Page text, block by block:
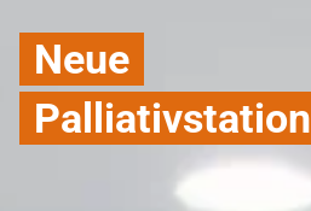
Neue
Palliativstation